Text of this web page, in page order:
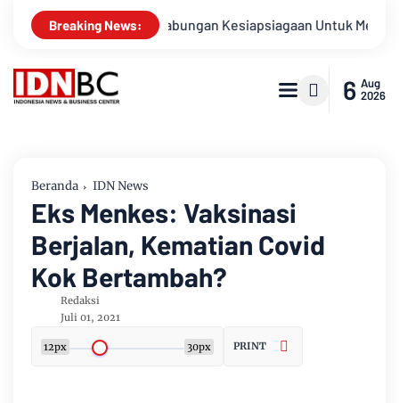
Breaking News:
Apel Gabungan Kesiapsiagaan Untuk Menanggulangi
6 Aug
2026
Beranda IDN News
Eks Menkes: Vaksinasi
Berjalan, Kematian Covid
Kok Bertambah?
Redaksi
Juli 01, 2021
12px 30px PRINT